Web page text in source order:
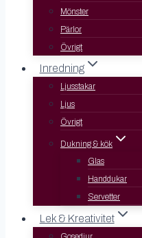
Mönster
Pärlor
Övrigt
Inredning
Ljusstakar
Ljus
Övrigt
Dukning & kök
Glas
Handdukar
Servetter
Lek & Kreativitet